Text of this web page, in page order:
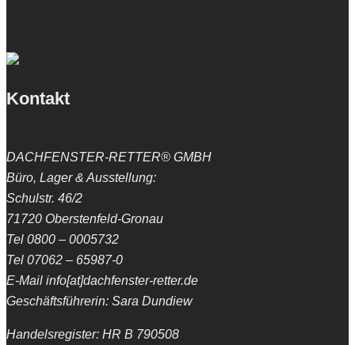
Kontakt
DACHFENSTER-RETTER® GMBH
Büro, Lager & Ausstellung:
Schulstr. 46/2
71720 Oberstenfeld-Gronau
Tel 0800 – 0005732
Tel 07062 – 65987-0
E-Mail info[at]dachfenster-retter.de
Geschäftsführerin: Sara Dundiew
Handelsregister: HR B 790508